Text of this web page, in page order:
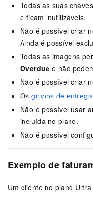
Todas as suas
e ficam inutilizáveis.
Não é possível criar
Ainda é possível
Todas as imagens
Overdue e não
Não é possível criar
Osgrupos de entrega
Não é possível usar
incluída no plano.
Não é possível
Exemplo de
Um cliente no plano